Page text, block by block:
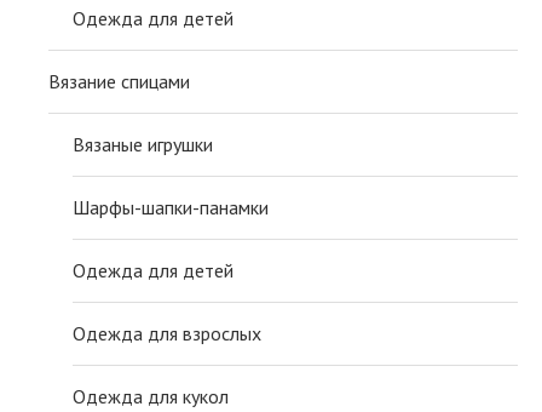
Одежда для детей
Вязание спицами
Вязаные игрушки
Шарфы-шапки-панамки
Одежда для детей
Одежда для взрослых
Одежда для кукол